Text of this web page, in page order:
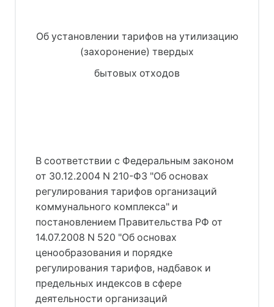
Об установлении тарифов на утилизацию
(захоронение) твердых
бытовых отходов
В соответствии с Федеральным законом
от 30.12.2004 N 210-ФЗ "Об основах
регулирования тарифов организаций
коммунального комплекса" и
постановлением Правительства РФ от
14.07.2008 N 520 "Об основах
ценообразования и порядке
регулирования тарифов, надбавок и
предельных индексов в сфере
деятельности организаций